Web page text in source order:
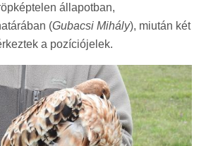
állapotban,
(Gubacsi Mihály), miután két
a pozíciójelek.